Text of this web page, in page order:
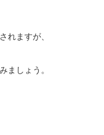
れますが、
ましょう。